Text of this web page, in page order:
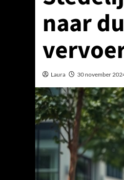
naar
Laura 30 november